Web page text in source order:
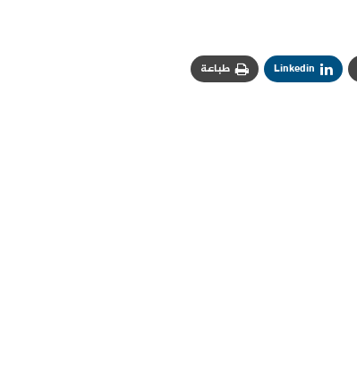
Linkedin طباعة